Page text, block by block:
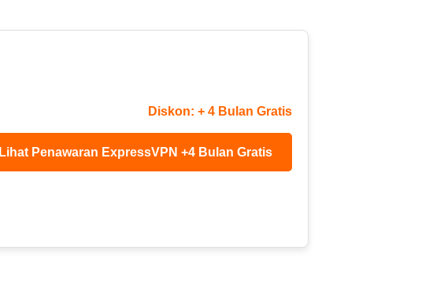
Diskon: + 4 Bulan Gratis
Lihat Penawaran ExpressVPN +4 Bulan Gratis